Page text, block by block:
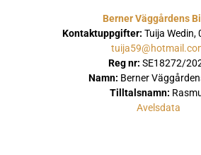
Berner Väggårdens
Kontaktuppgifter: Tuija
Reg nr: SE18272/
Namn: Berner
Tilltalsnamn:
Avelsdata